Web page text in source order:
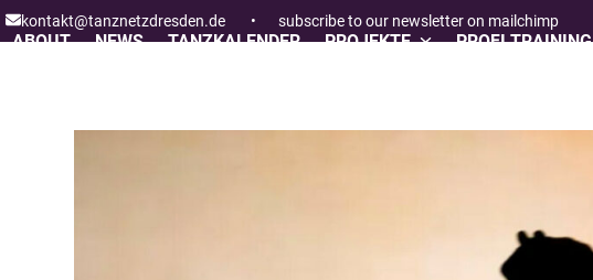
Skip
to
kontakt@tanznetzdresden.de • subscribe to our newsletter on mailchimp
ABOUT NEWS TANZKALENDER PROJEKTE PROFI TRAINING